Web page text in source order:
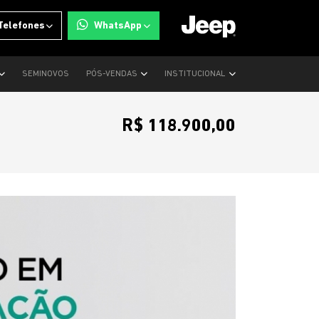
WhatsApp
SEMINOVOS PÓS-VENDAS INSTITUCIONAL
R$ 118.900,00